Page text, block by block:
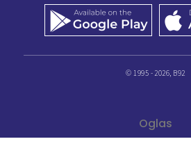
© 1995 - 2026, B92